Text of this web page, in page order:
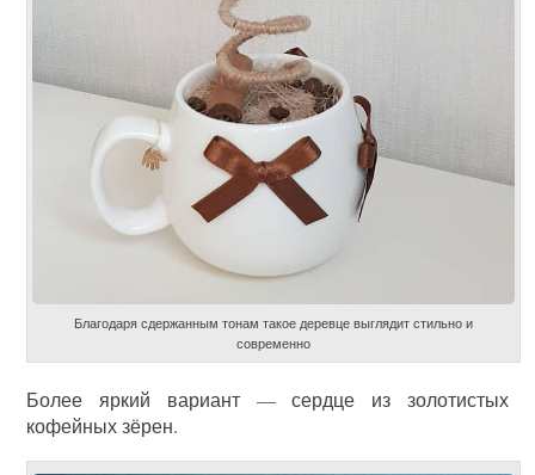
Благодаря сдержанным тонам такое деревце выглядит стильно и
современно
Более яркий вариант — сердце из золотистых
кофейных зёрен.